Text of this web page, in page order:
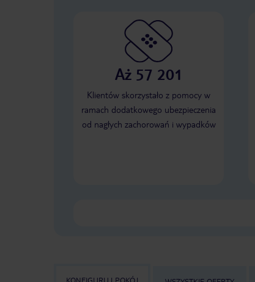
Aż 57 201
Klientów skorzystało z pomocy w
ramach dodatkowego ubezpieczenia
od nagłych zachorowań i wypadków